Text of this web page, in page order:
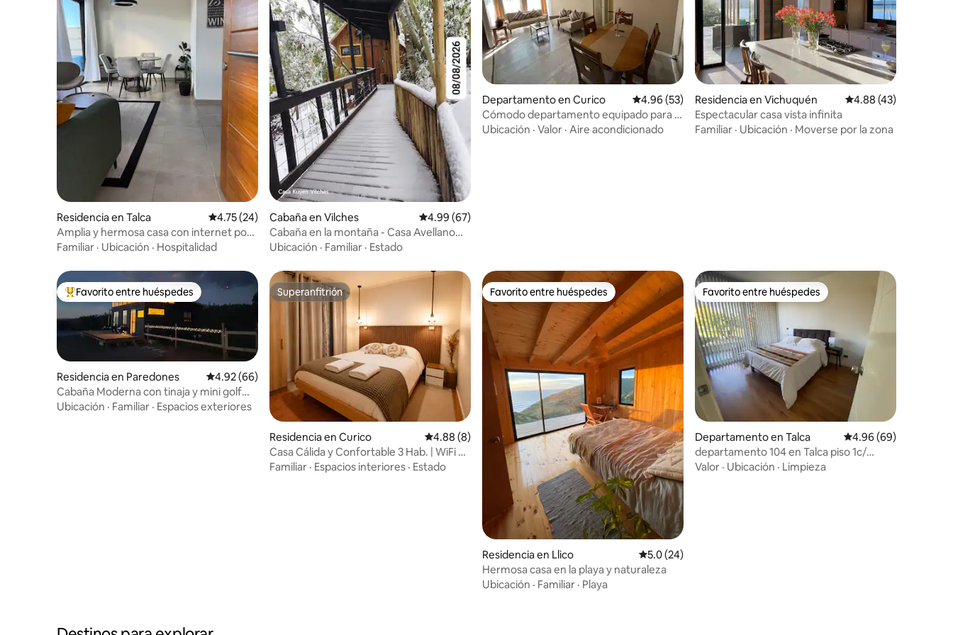
Residencia en Talca Calificación promedio: 4.75 de 5; 24 evaluaciones
4.75 (24)
Amplia y hermosa casa con internet por
fibra
Familiar · Ubicación · Hospitalidad
Cabaña en Vilches Calificación promedio: 4.99 de 5; 67 evaluaciones
4.99 (67)
Cabaña en la montaña - Casa Avellano
Vilches alto
Ubicación · Familiar · Estado
Departamento en Curico Calificación promedio: 4.96 de 5; 53 evaluaciones
4.96 (53)
Cómodo departamento equipado para 4
personas.
Ubicación · Valor · Aire acondicionado
Residencia en Vichuquén Calificación
4.88 (43)
Espectacular casa vista infinita
Familiar · Ubicación · Moverse por la zona
De los mejores en Favorito entre huéspedes
Favorito entre huéspedes
Residencia en Paredones Calificación promedio: 4.92 de 5; 66 evaluaciones
4.92 (66)
Cabaña Moderna con tinaja y mini golf
incluido!
Ubicación · Familiar · Espacios exteriores
Superanfitrión
Superanfitrión
Residencia en Curico Calificación promedio: 4.88 de 5; 8 evaluaciones
4.88 (8)
Casa Cálida y Confortable 3 Hab. | WiFi +
Parking
Familiar · Espacios interiores · Estado
Favorito entre huéspedes
Favorito entre huéspedes
Residencia en Llico Calificación promedio: 5.0 de 5; 24 evaluaciones
5.0 (24)
Hermosa casa en la playa y naturaleza
Ubicación · Familiar · Playa
Favorito entre huéspedes
Favorito entre huéspedes
Departamento en Talca Calificación
4.96 (69)
departamento 104 en Talca piso 1c/
estacionamiento
Valor · Ubicación · Limpieza